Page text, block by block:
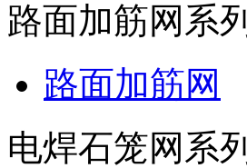
路面加筋网系列
路面加筋网
电焊石笼网系列